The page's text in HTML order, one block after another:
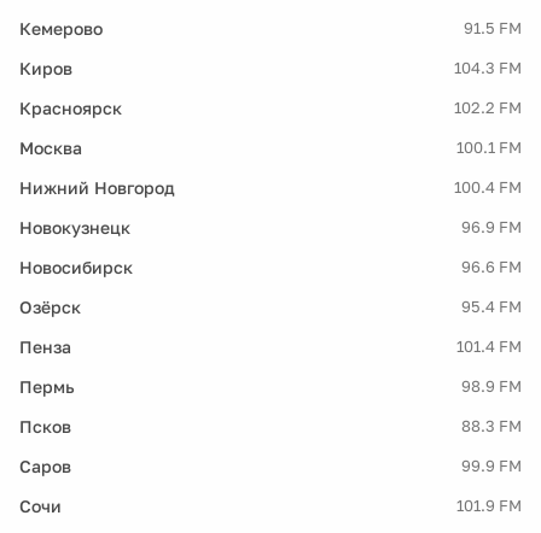
Кемерово 91.5 FM
Киров 104.3 FM
Красноярск 102.2 FM
Москва 100.1 FM
Нижний Новгород 100.4 FM
Новокузнецк 96.9 FM
Новосибирск 96.6 FM
Озёрск 95.4 FM
Пенза 101.4 FM
Пермь 98.9 FM
Псков 88.3 FM
Саров 99.9 FM
Сочи 101.9 FM